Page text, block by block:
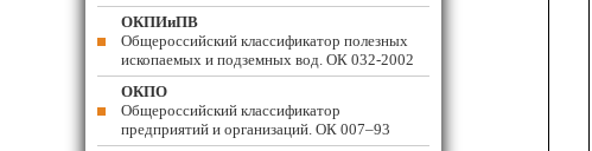
ОКПИиПВ
Общероссийский классификатор полезных
ископаемых и подземных вод. ОК 032-2002
ОКПО
Общероссийский классификатор
предприятий и организаций. ОК 007–93